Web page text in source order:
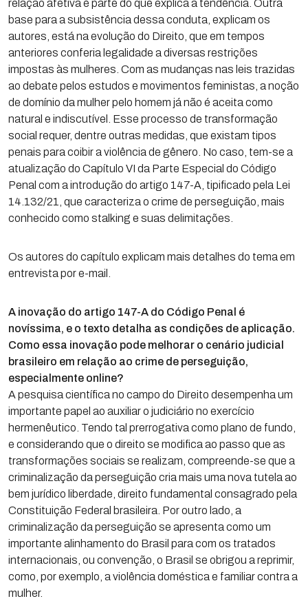
relação afetiva é parte do que explica a tendência. Outra
base para a subsistência dessa conduta, explicam os
autores, está na evolução do Direito, que em tempos
anteriores conferia legalidade a diversas restrições
impostas às mulheres. Com as mudanças nas leis trazidas
ao debate pelos estudos e movimentos feministas, a noção
de domínio da mulher pelo homem já não é aceita como
natural e indiscutível. Esse processo de transformação
social requer, dentre outras medidas, que existam tipos
penais para coibir a violência de gênero. No caso, tem-se a
atualização do Capítulo VI da Parte Especial do Código
Penal com a introdução do artigo 147-A, tipificado pela Lei
14.132/21, que caracteriza o crime de perseguição, mais
conhecido como stalking e suas delimitações.
Os autores do capítulo explicam mais detalhes do tema em
entrevista por e-mail.
A inovação do artigo 147-A do Código Penal é
novíssima, e o texto detalha as condições de aplicação.
Como essa inovação pode melhorar o cenário judicial
brasileiro em relação ao crime de perseguição,
especialmente online?
A pesquisa científica no campo do Direito desempenha um
importante papel ao auxiliar o judiciário no exercício
hermenêutico. Tendo tal prerrogativa como plano de fundo,
e considerando que o direito se modifica ao passo que as
transformações sociais se realizam, compreende-se que a
criminalização da perseguição cria mais uma nova tutela ao
bem jurídico liberdade, direito fundamental consagrado pela
Constituição Federal brasileira. Por outro lado, a
criminalização da perseguição se apresenta como um
importante alinhamento do Brasil para com os tratados
internacionais, ou convenção, o Brasil se obrigou a reprimir,
como, por exemplo, a violência doméstica e familiar contra a
mulher.